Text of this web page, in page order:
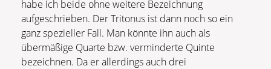
habe ich beide ohne weitere Bezeichnung
aufgeschrieben. Der Tritonus ist dann noch so ein
ganz spezieller Fall. Man könnte ihn auch als
übermäßige Quarte bzw. verminderte Quinte
bezeichnen. Da er allerdings auch drei